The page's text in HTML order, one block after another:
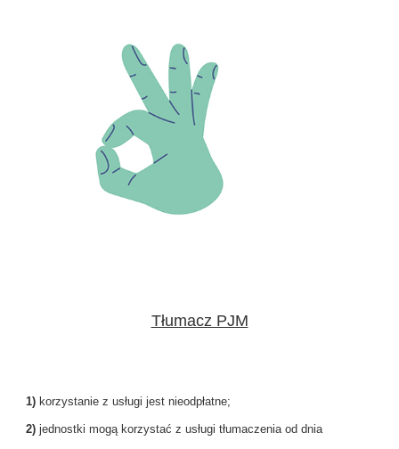
Tłumacz PJM
1) korzystanie z usługi jest nieodpłatne;
2) jednostki mogą korzystać z usługi tłumaczenia od dnia